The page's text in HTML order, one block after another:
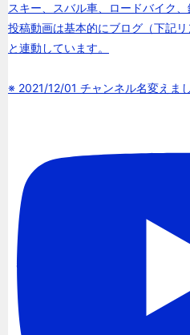
スキー、スバル車、ロードバイク、
投稿動画は基本的にブログ（下記リ
と連動しています。
※ 2021/12/01 チャンネル名変えまし